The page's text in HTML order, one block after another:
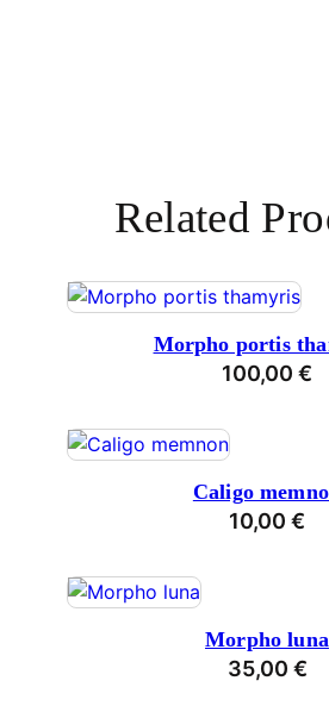
Related
Morpho portis
100,00 €
Caligo
10,00 €
Morpho luna
35,00 €